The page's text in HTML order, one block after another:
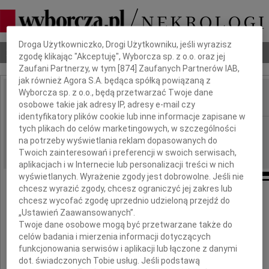
Nekrologi Odeszli Poradnik pogrzebowy
IMIĘ I NAZWISKO:
REGION: Płock
DATA EMISJI: 26.08.2022
Dbamy o Twoją prywatność
Droga Użytkowniczko, Drogi Użytkowniku, jeśli wyrazisz
zgodę klikając "Akceptuję", Wyborcza sp. z o.o. oraz jej
Zaufani Partnerzy, w tym [874 ] Zaufanych Partnerów IAB,
jak również Agora S.A. będąca spółką powiązaną z
Wyborcza sp. z o.o., będą przetwarzać Twoje dane
osobowe takie jak adresy IP, adresy e-mail czy
identyfikatory plików cookie lub inne informacje zapisane w
tych plikach do celów marketingowych, w szczególności
na potrzeby wyświetlania reklam dopasowanych do
Twoich zainteresowań i preferencji w swoich serwisach,
aplikacjach i w Internecie lub personalizacji treści w nich
wyświetlanych. Wyrażenie zgody jest dobrowolne. Jeśli nie
chcesz wyrazić zgody, chcesz ograniczyć jej zakres lub
chcesz wycofać zgodę uprzednio udzieloną przejdź do
„Ustawień Zaawansowanych”.
Twoje dane osobowe mogą być przetwarzane także do
celów badania i mierzenia informacji dotyczących
funkcjonowania serwisów i aplikacji lub łączone z danymi
dot. świadczonych Tobie usług. Jeśli podstawą